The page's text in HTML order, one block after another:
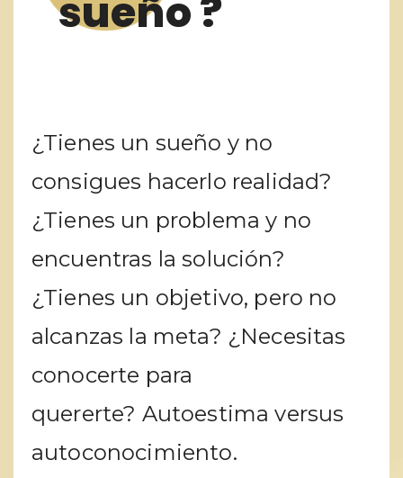
sueño ?
¿Tienes un sueño y no
consigues hacerlo realidad?
¿Tienes un problema y no
encuentras la solución?
¿Tienes un objetivo, pero no
alcanzas la meta? ¿Necesitas
conocerte para
quererte? Autoestima versus
autoconocimiento.